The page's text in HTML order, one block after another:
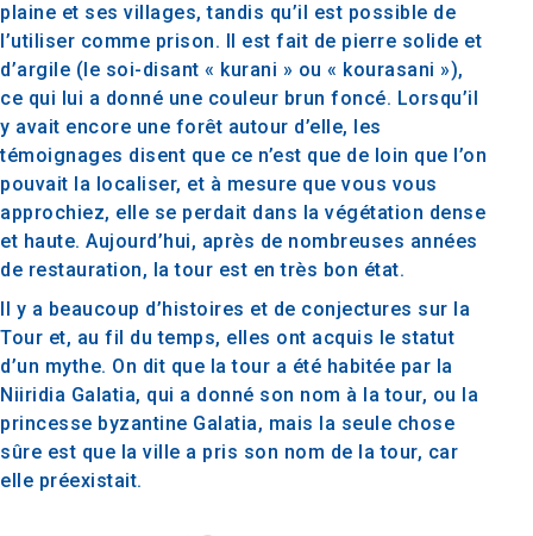
plaine et ses villages, tandis qu’il est possible de
l’utiliser comme prison. Il est fait de pierre solide et
d’argile (le soi-disant « kurani » ou « kourasani »),
ce qui lui a donné une couleur brun foncé. Lorsqu’il
y avait encore une forêt autour d’elle, les
témoignages disent que ce n’est que de loin que l’on
pouvait la localiser, et à mesure que vous vous
approchiez, elle se perdait dans la végétation dense
et haute. Aujourd’hui, après de nombreuses années
de restauration, la tour est en très bon état.
Il y a beaucoup d’histoires et de conjectures sur la
Tour et, au fil du temps, elles ont acquis le statut
d’un mythe. On dit que la tour a été habitée par la
Niiridia Galatia, qui a donné son nom à la tour, ou la
princesse byzantine Galatia, mais la seule chose
sûre est que la ville a pris son nom de la tour, car
elle préexistait.